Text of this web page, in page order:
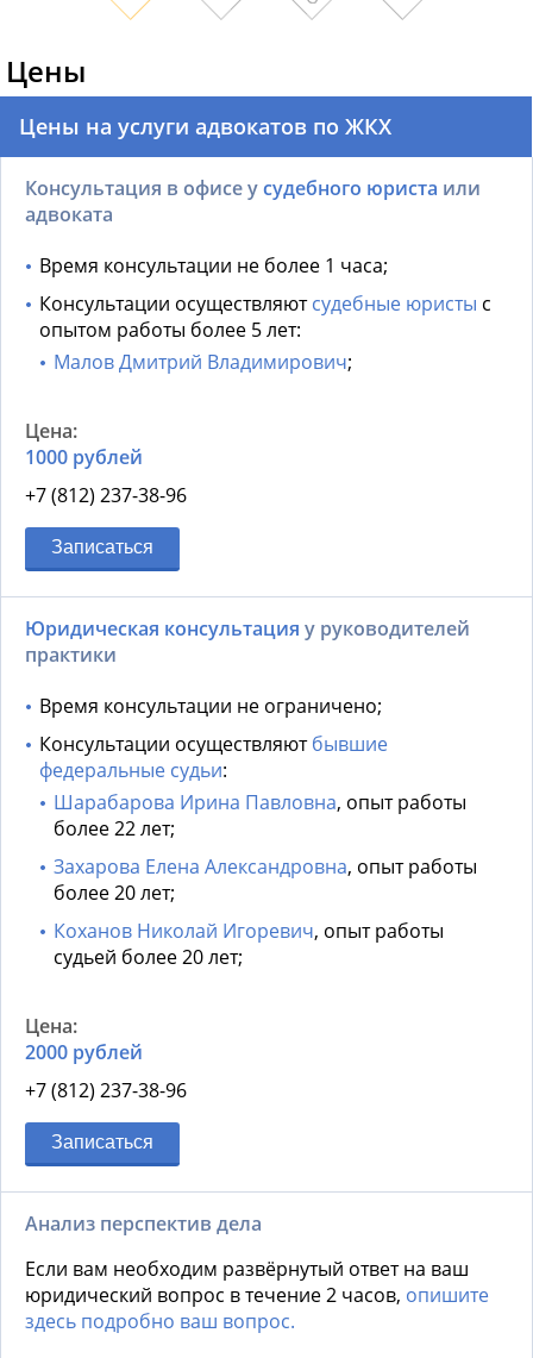
Цены
Цены на услуги адвокатов по ЖКХ
Консультация в офисе усудебного юриста или
адвоката
Время консультации не более 1 часа;
Консультации осуществляютсудебные юристы с
опытом работы более 5 лет:
Малов Дмитрий Владимирович;
1000 рублей
+7 (812) 237-38-96
Записаться
Юридическая консультация у руководителей
практики
Время консультации не ограничено;
Консультации осуществляютбывшие
федеральные судьи:
Шарабарова Ирина Павловна, опыт работы
более 22 лет;
Захарова Елена Александровна, опыт работы
более 20 лет;
Коханов Николай Игоревич, опыт работы
судьей более 20 лет;
2000 рублей
+7 (812) 237-38-96
Записаться
Анализ перспектив дела
Если вам необходим развёрнутый ответ на ваш
юридический вопрос в течение 2 часов, опишите
здесь подробно ваш вопрос.